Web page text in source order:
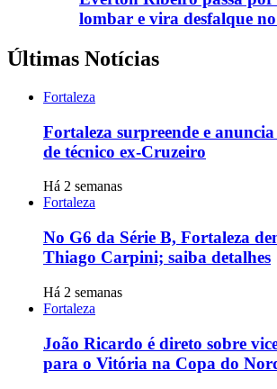
lombar e vira desfalque
Últimas Notícias
Fortaleza
Fortaleza surpreende e
de técnico ex-Cruzeiro
Há 2 semanas
Fortaleza
No G6 da Série B, Fortaleza
Thiago Carpini; saiba detalhes
Há 2 semanas
Fortaleza
João Ricardo é direto sobre
para o Vitória na Copa do